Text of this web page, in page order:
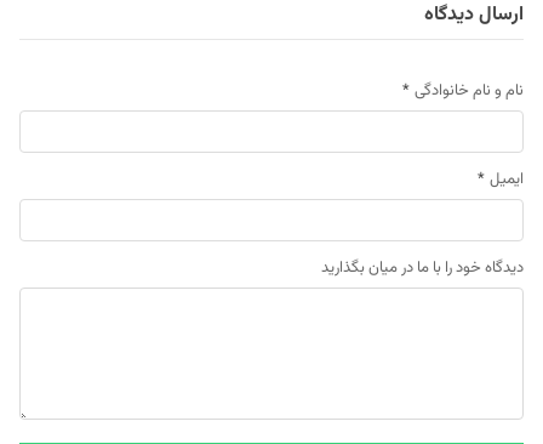
ارسال دیدگاه
نام و نام خانوادگی *
ایمیل *
دیدگاه خود را با ما در میان بگذارید